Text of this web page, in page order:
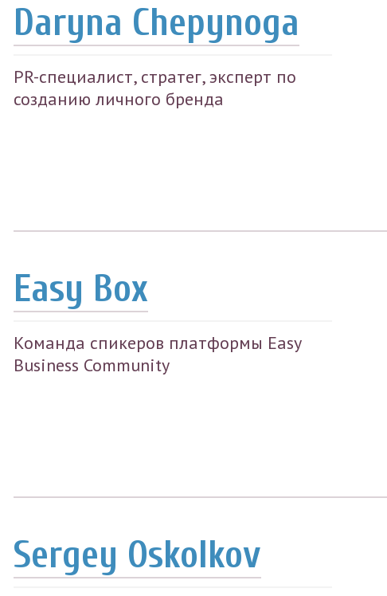
Daryna Chepynoga
PR-специалист, стратег, эксперт по
созданию личного бренда
Easy Box
Команда спикеров платформы Easy
Business Community
Sergey Oskolkov